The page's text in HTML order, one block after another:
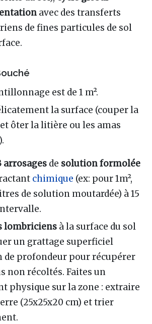
avec des transferts
de fines particules de sol
est de 1 m².
la surface (couper la
ôter la litière ou les amas
arrosages de solution formolée
chimique (ex: pour 1m²,
de solution moutardée) à 15
lombriciens à la surface du sol
un grattage superficiel
de profondeur pour récupérer
non récoltés. Faites un
physique sur la zone : extraire
(25x25x20 cm) et trier